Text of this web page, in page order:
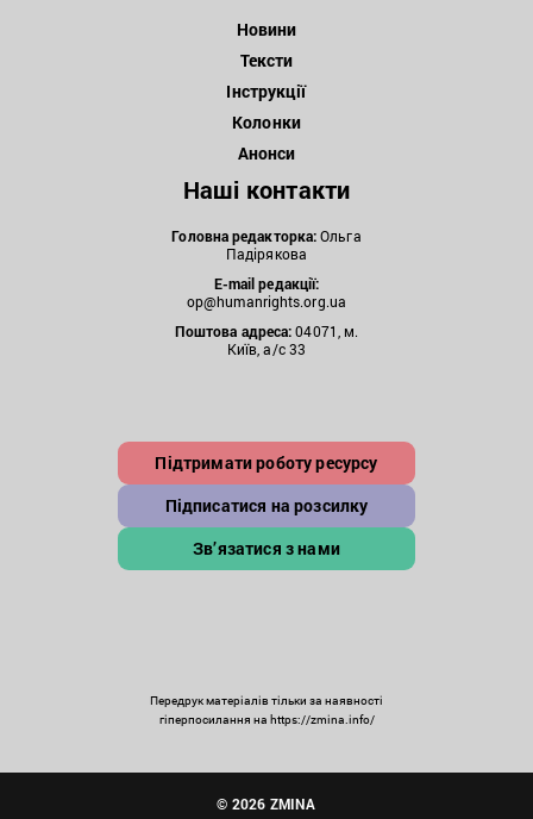
Новини
Тексти
Інструкції
Колонки
Анонси
Наші контакти
Головна редакторка:Ольга
Падірякова
E-mail редакції:
op@humanrights.org.ua
Поштова адреса:04071, м.
Київ, а/с 33
Підтримати роботу ресурсу
Підписатися на розсилку
Зв’язатися з нами
Передрук матеріалів тільки за наявності
гіперпосилання на https://zmina.info/
© 2026 ZMINA